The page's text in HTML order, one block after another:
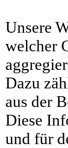
Unsere
welcher
Dazu
aus der
Diese
und für